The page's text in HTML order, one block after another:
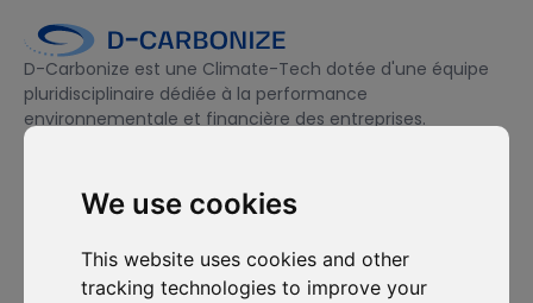
We use cookies
This website uses cookies and other
tracking technologies to improve your
D-Carbonize est une Climate-Tech dotée d'une équipe
pluridisciplinaire dédiée à la performance
environnementale et financière des entreprises.
Je souhaite m'abonner à la newsletter et accepte d'être
S'abonner